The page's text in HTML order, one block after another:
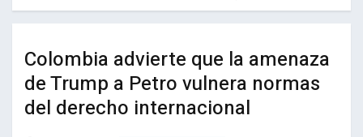
Colombia advierte que la amenaza
de Trump a Petro vulnera normas
del derecho internacional